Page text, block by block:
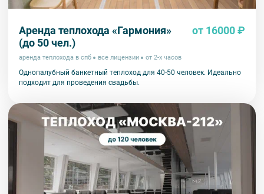
Аренда теплохода «Гармония»
(до 50 чел.)
от 16000 ₽
аренда теплохода в спб все лицензии от 2-х часов
Однопалубный банкетный теплоход для 40-50 человек. Идеально
подходит для проведения свадьбы.